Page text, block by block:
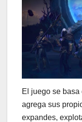
El juego se
agrega sus
expandes,